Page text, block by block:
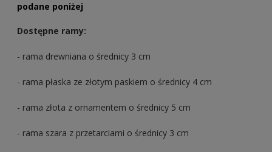
podane poniżej
Dostępne ramy:
- rama drewniana o średnicy 3 cm
- rama płaska ze złotym paskiem o średnicy 4 cm
- rama złota z ornamentem o średnicy 5 cm
- rama szara z przetarciami o średnicy 3 cm